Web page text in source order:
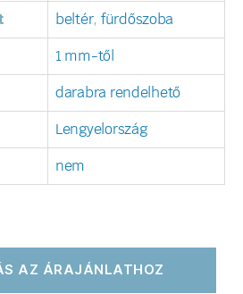
beltér, fürdőszoba
1 mm-től
darabra rendelhető
Lengyelország
nem
AZ ÁRAJÁNLATHOZ